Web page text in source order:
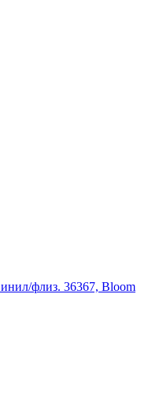
флиз. 36367, Bloom